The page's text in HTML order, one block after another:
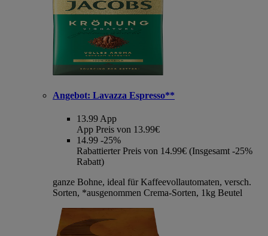
Angebot: Lavazza Espresso**
13.99 App
App Preis von 13.99€
14.99 -25%
Rabattierter Preis von 14.99€ (Insgesamt -25%
Rabatt)
ganze Bohne, ideal für Kaffeevollautomaten, versch.
Sorten, *ausgenommen Crema-Sorten, 1kg Beutel